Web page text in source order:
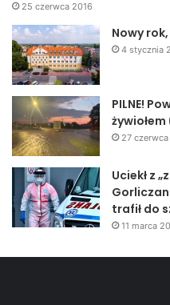
25 czerwca 2016
Nowy
4 stycznia
PILNE!
27
Uciekł z
trafił do
11 marca